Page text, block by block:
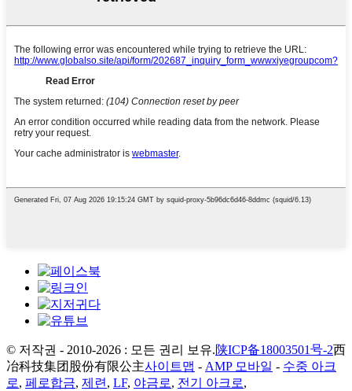
© 저작권 - 2010-2026 : 모든 권리 보유.陕ICP备18003501号-2西
冶科技集团股份有限公主사이트맵 - AMP 모바일 - 수중 아크
로, 페로합금, 제련 , LF, 야금로, 전기 아크로,